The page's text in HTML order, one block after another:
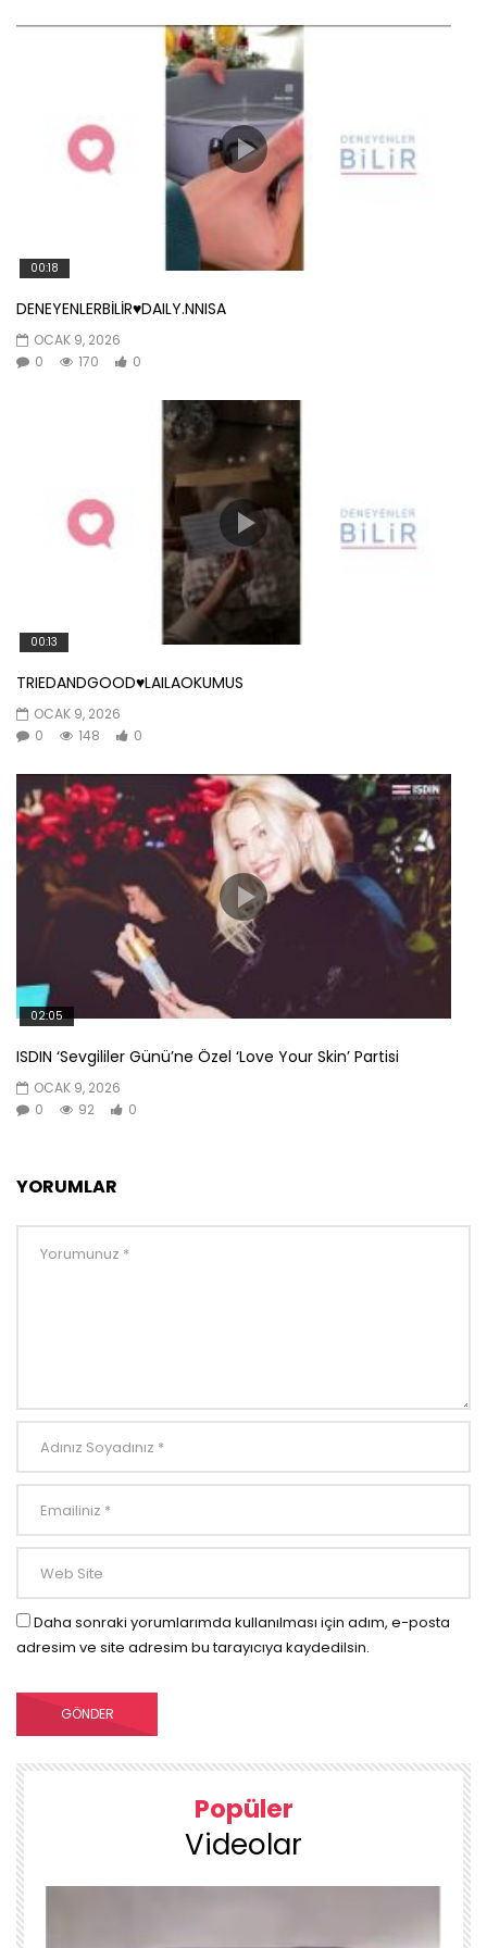
00:18
DENEYENLERBİLİR♥️DAILY.NNISA
OCAK 9, 2026
0
170 0
00:13
TRIEDANDGOOD♥️LAILAOKUMUS
OCAK 9, 2026
0
148 0
02:05
ISDIN ‘Sevgililer Günü’ne Özel ‘Love Your Skin’ Partisi
OCAK 9, 2026
0
92 0
YORUMLAR
Daha sonraki yorumlarımda kullanılması için adım, e-posta
adresim ve site adresim bu tarayıcıya kaydedilsin.
Popüler
Videolar